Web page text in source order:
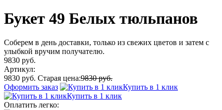
Букет 49 Белых тюльпанов
Соберем в день доставки, только из свежих цветов и затем с
улыбкой вручим получателю.
9830 руб.
Артикул:
9830 руб. Старая цена:9830 руб.
Оформить заказ
Купить в 1 клик
Купить в 1 клик
Оплатить легко: